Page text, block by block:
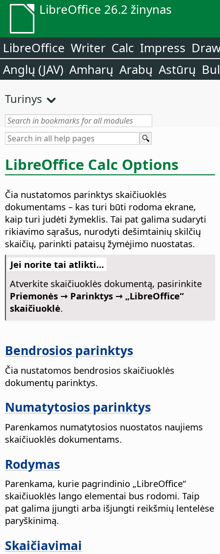
LibreOffice 26.2 žinynas
LibreOffice Writer Calc Impress
Anglų (JAV) Amharų Arabų Astūrų
Turinys
LibreOffice Calc Options
Čia nustatomos parinktys skaičiuoklės
dokumentams – kas turi būti rodoma ekrane,
kaip turi judėti žymeklis. Tai pat galima sudaryti
rikiavimo sąrašus, nurodyti dešimtainių skilčių
skaičių, parinkti pataisų žymėjimo nuostatas.
Jei norite tai atlikti…
Atverkite skaičiuoklės dokumentą, pasirinkite
Priemonės → Parinktys→ „LibreOffice“
skaičiuoklė.
Bendrosios parinktys
Čia nustatomos bendrosios skaičiuoklės
dokumentų parinktys.
Numatytosios parinktys
Parenkamos numatytosios nuostatos naujiems
skaičiuoklės dokumentams.
Rodymas
Parenkama, kurie pagrindinio „LibreOffice“
skaičiuoklės lango elementai bus rodomi. Taip
pat galima įjungti arba išjungti reikšmių lentelėse
paryškinimą.
Skaičiavimai